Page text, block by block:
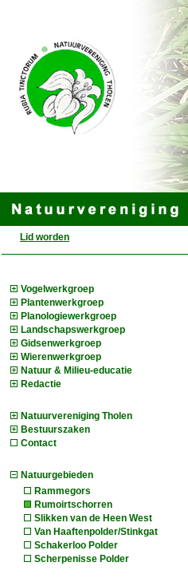
Lid worden
Vogelwerkgroep
Plantenwerkgroep
Planologiewerkgroep
Landschapswerkgroep
Gidsenwerkgroep
Wierenwerkgroep
Natuur & Milieu-educatie
Redactie
Natuurvereniging Tholen
Bestuurszaken
Contact
Natuurgebieden
Rammegors
Rumoirtschorren
Slikken van de Heen West
Van Haaftenpolder/Stinkgat
Schakerloo Polder
Scherpenisse Polder